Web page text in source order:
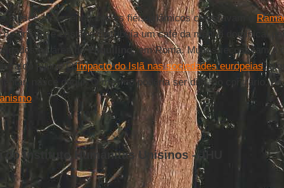
meses atrás, enquanto os fiéis islâmicos celebravam o
de cristãs e cristãos distribuía um café da manhã dominical
na área doEsquilino, em Roma. Muitos recusavam a
do jejum. Oimpacto do Islã nas sociedades europeias,
nasce daqui. O mesmo poderia ser dito, ao contrário, da
.
do Instituto Humanitas Unisinos – IHU